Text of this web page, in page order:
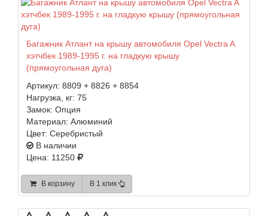
Багажник Атлант на крышу автомобиля Opel Vectra A
хэтчбек 1989-1995 г. на гладкую крышу
(прямоугольная дуга)
Артикул: 8809 + 8826 + 8854
Нагрузка, кг: 75
Замок: Опция
Материал: Алюминий
Цвет: Серебристый
В наличии
Цена: 11250
В корзину В 1 клик